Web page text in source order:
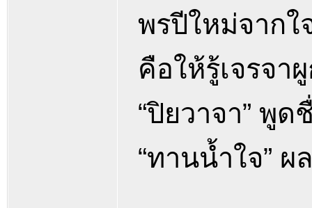
พรปีใหม่จากใ
คือให้รู้เจรจา
“ปิยวาจา” พู
“ทานน้ำใจ”